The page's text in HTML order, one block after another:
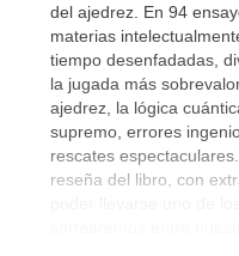
del ajedrez. En 94
materias
tiempo desenfadadas,
la jugada más
ajedrez, la lógica
supremo, errores
rescates
reseña del libro, con